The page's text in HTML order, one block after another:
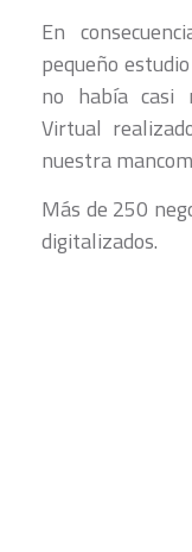
En
pequeño
no había casi
Virtual
nuestra
Más de 250
digitalizados.